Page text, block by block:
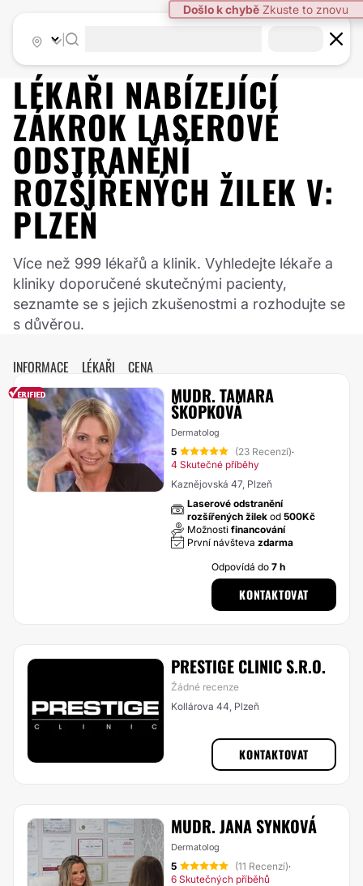
LÉKAŘI NABÍZEJÍCÍ
ZÁKROK LASEROVÉ
ODSTRANĚNÍ
ROZŠÍŘENÝCH ŽILEK V:
PLZEŇ
Více než 999 lékařů a klinik. Vyhledejte lékaře a
kliniky doporučené skutečnými pacienty,
seznamte se s jejich zkušenostmi a rozhodujte se
s důvěrou.
INFORMACE LÉKAŘI CENA
MUDR. TAMARA
ŠKOPKOVÁ
Dermatolog
5 (23 Recenzí)·
4 Skutečné příběhy
Kaznějovská 47, Plzeň
Laserové odstranění
rozšířených žilek od 500Kč
Možnosti financování
První návšteva zdarma
Odpovídá do7 h
KONTAKTOVAT
PRESTIGE CLINIC S.R.O.
Žádné recenze
Kollárova 44, Plzeň
KONTAKTOVAT
MUDR. JANA SYNKOVÁ
Dermatolog
5 (11 Recenzí)·
6 Skutečných příběhů